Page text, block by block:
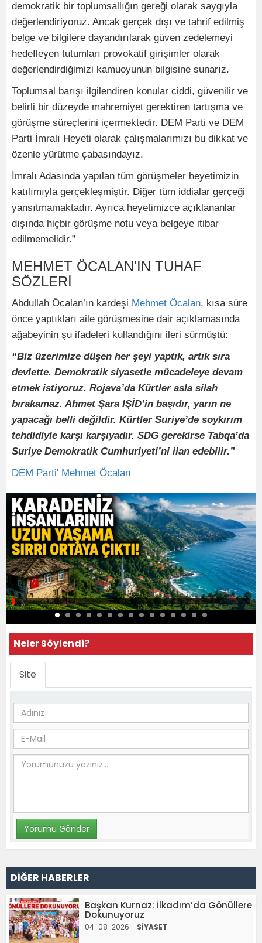
demokratik bir toplumsallığın gereği olarak saygıyla
değerlendiriyoruz. Ancak gerçek dışı ve tahrif edilmiş
belge ve bilgilere dayandırılarak güven zedelemeyi
hedefleyen tutumları provokatif girişimler olarak
değerlendirdiğimizi kamuoyunun bilgisine sunarız.
Toplumsal barışı ilgilendiren konular ciddi, güvenilir ve
belirli bir düzeyde mahremiyet gerektiren tartışma ve
görüşme süreçlerini içermektedir. DEM Parti ve DEM
Parti İmralı Heyeti olarak çalışmalarımızı bu dikkat ve
özenle yürütme çabasındayız.
İmralı Adasında yapılan tüm görüşmeler heyetimizin
katılımıyla gerçekleşmiştir. Diğer tüm iddialar gerçeği
yansıtmamaktadır. Ayrıca heyetimizce açıklananlar
dışında hiçbir görüşme notu veya belgeye itibar
edilmemelidir.”
MEHMET ÖCALAN'IN TUHAF
SÖZLERİ
Abdullah Öcalan’ın kardeşi Mehmet Öcalan, kısa süre
önce yaptıkları aile görüşmesine dair açıklamasında
ağabeyinin şu ifadeleri kullandığını ileri sürmüştü:
“Biz üzerimize düşen her şeyi yaptık, artık sıra
devlette. Demokratik siyasetle mücadeleye devam
etmek istiyoruz. Rojava’da Kürtler asla silah
bırakamaz. Ahmet Şara IŞİD’in başıdır, yarın ne
yapacağı belli değildir. Kürtler Suriye’de soykırım
tehdidiyle karşı karşıyadır. SDG gerekirse Tabqa’da
Suriye Demokratik Cumhuriyeti’ni ilan edebilir.”
DEM Parti' Mehmet Öcalan
Neler Söylendi?
Site
DİĞER HABERLER
Başkan Kurnaz: İlkadım’da Gönüllere
Dokunuyoruz
04-08-2026 - SİYASET